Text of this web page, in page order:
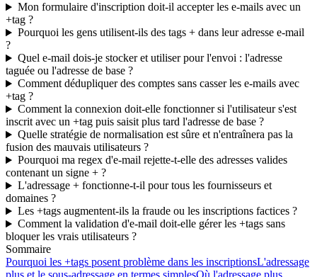
Mon formulaire d'inscription doit-il accepter les e-mails avec un
+tag ?
Pourquoi les gens utilisent-ils des tags + dans leur adresse e-mail
?
Quel e-mail dois-je stocker et utiliser pour l'envoi : l'adresse
taguée ou l'adresse de base ?
Comment dédupliquer des comptes sans casser les e-mails avec
+tag ?
Comment la connexion doit-elle fonctionner si l'utilisateur s'est
inscrit avec un +tag puis saisit plus tard l'adresse de base ?
Quelle stratégie de normalisation est sûre et n'entraînera pas la
fusion des mauvais utilisateurs ?
Pourquoi ma regex d'e-mail rejette-t-elle des adresses valides
contenant un signe + ?
L'adressage + fonctionne-t-il pour tous les fournisseurs et
domaines ?
Les +tags augmentent-ils la fraude ou les inscriptions factices ?
Comment la validation d'e-mail doit-elle gérer les +tags sans
bloquer les vrais utilisateurs ?
Sommaire
Pourquoi les +tags posent problème dans les inscriptionsL'adressage